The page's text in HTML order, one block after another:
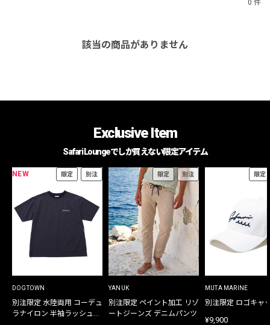
0 件
該当の商品がありません
Exclusive Item
Safari Loungeでしか買えない限定アイテム
NEW 限定 別注
DOGTOWN
別注限定 水陸両用 コーデュ
ラナイロン 半袖ラッシュガ
限定 別注
YANUK
別注限定 ペイント加工 リゾ
ートジーンズ デニムパンツ
限定
MUTA MARINE
別注限定 ロゴキャ
¥9,900